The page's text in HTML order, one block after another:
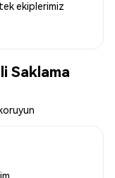
ekiplerimiz
Saklama